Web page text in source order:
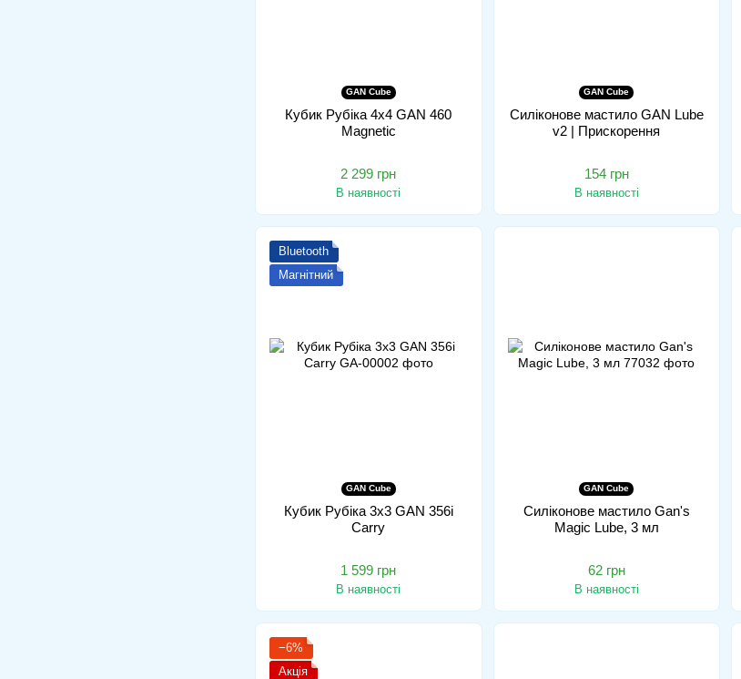
GAN Cube
Кубик Рубіка 4x4 GAN 460
Magnetic
2 299 грн
В наявності
GAN Cube
Силіконове мастило GAN Lube
v2 | Прискорення
154 грн
В наявності
Bluetooth
Магнітний
GAN Cube
Кубик Рубіка 3x3 GAN 356i
Carry
1 599 грн
В наявності
GAN Cube
Силіконове мастило Gan's
Magic Lube, 3 мл
62 грн
В наявності
−6%
Акція